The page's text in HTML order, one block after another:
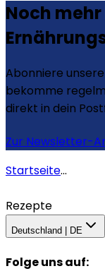
Noch
Abonniere
bekomme
direkt in dein
Zur Newsletter-
Startseite...
Rezepte
Deutschland | DE
Folge uns auf: